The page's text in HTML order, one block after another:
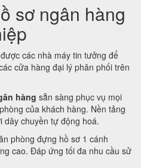
sơ ngân hàng
các nhà máy tin tưởng để
cửa hàng đại lý phân phối trên
hàng sẵn sàng phục vụ mọi
của khách hàng. Nền tảng
dây chuyền tự động hoá.
phòng đựng hồ sơ 1 cánh
cao. Đáp ứng tối đa nhu cầu sử